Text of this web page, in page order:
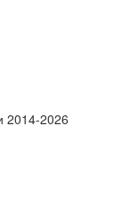
2014-2026